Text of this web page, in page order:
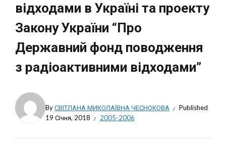
відходами в Україні та проекту
Закону України “Про
Державний фонд поводження
з радіоактивними відходами”
ByСВІТЛАНА МИКОЛАЇВНА ЧЕСНОКОВА
Published
19 Січня, 2018
2005-2006